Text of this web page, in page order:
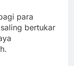
para
bertukar